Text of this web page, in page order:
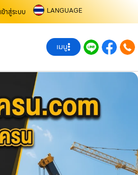
เข้าสู่ระบบ LANGUAGE
เมนู